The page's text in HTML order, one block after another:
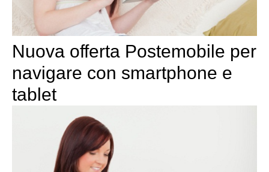
Nuova offerta Postemobile per
navigare con smartphone e
tablet